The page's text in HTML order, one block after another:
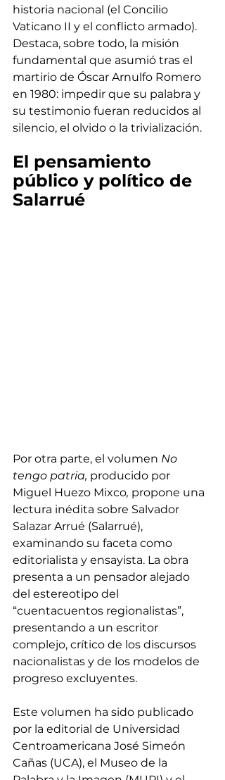
historia nacional (el Concilio
Vaticano II y el conflicto armado).
Destaca, sobre todo, la misión
fundamental que asumió tras el
martirio de Óscar Arnulfo Romero
en 1980: impedir que su palabra y
su testimonio fueran reducidos al
silencio, el olvido o la trivialización.
El pensamiento
público y político de
Salarrué
Por otra parte, el volumen No
tengo patria, producido por
Miguel Huezo Mixco, propone una
lectura inédita sobre Salvador
Salazar Arrué (Salarrué),
examinando su faceta como
editorialista y ensayista. La obra
presenta a un pensador alejado
del estereotipo del
“cuentacuentos regionalistas”,
presentando a un escritor
complejo, crítico de los discursos
nacionalistas y de los modelos de
progreso excluyentes.
Este volumen ha sido publicado
por la editorial de Universidad
Centroamericana José Simeón
Cañas (UCA), el Museo de la